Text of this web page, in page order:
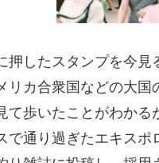
押したスタンプを今
リカ合衆国などの大
て歩いたことがわかる
で通り過ぎたエキス